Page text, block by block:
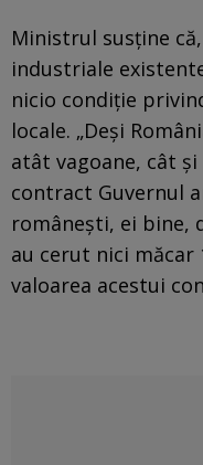
Ministrul susține
industriale
nicio condiție
locale. „Deși
atât vagoane, cât
contract Guvernul
românești, ei bine,
au cerut nici măcar
valoarea acestui